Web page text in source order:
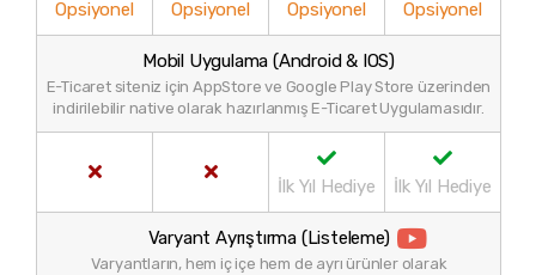
Opsiyonel Opsiyonel Opsiyonel Opsiyonel
Mobil Uygulama (Android & IOS)
E-Ticaret siteniz için AppStore ve Google Play Store üzerinden
indirilebilir native olarak hazırlanmış E-Ticaret Uygulamasıdır.
İlk Yıl Hediye İlk Yıl Hediye
Varyant Ayrıştırma (Listeleme)
Varyantların, hem iç içe hem de ayrı ürünler olarak